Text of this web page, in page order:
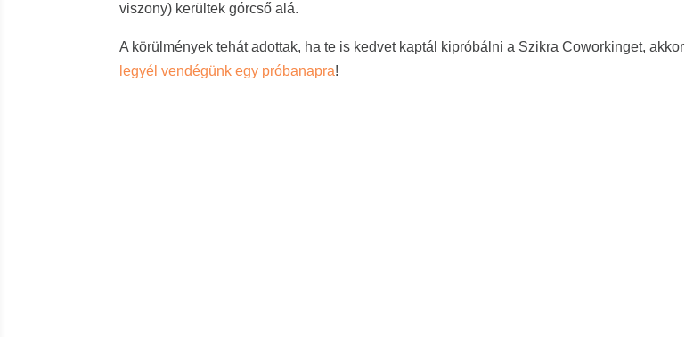
viszony) kerültek górcső alá.
A körülmények tehát adottak, ha te is kedvet kaptál kipróbálni a Szikra Coworkinget, akkor
legyél vendégünk egy próbanapra!